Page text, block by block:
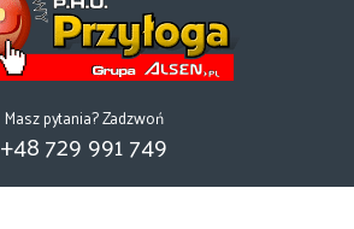
Masz pytania? Zadzwoń
+48 729 991 749